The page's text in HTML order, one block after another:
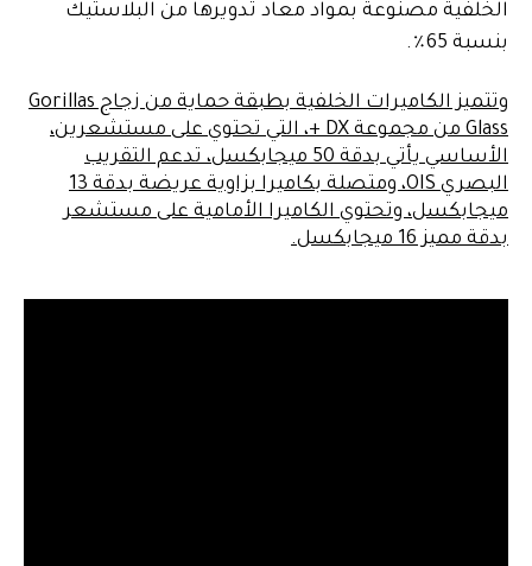
الخلفية مصنوعة بمواد معاد تدويرها من البلاستيك
بنسبة 65٪.
وتتميز الكاميرات الخلفية بطبقة حماية من زجاج Gorillas
Glass من مجموعة DX +، التي تحتوي على مستشعرين،
الأساسي يأتي بدقة 50 ميجابكسل، تدعم التقريب
البصري OIS، ومتصلة بكاميرا بزاوية عريضة بدقة 13
ميجابكسل، وتحتوي الكاميرا الأمامية على مستشعر
بدقة مميز 16 ميجابكسل.